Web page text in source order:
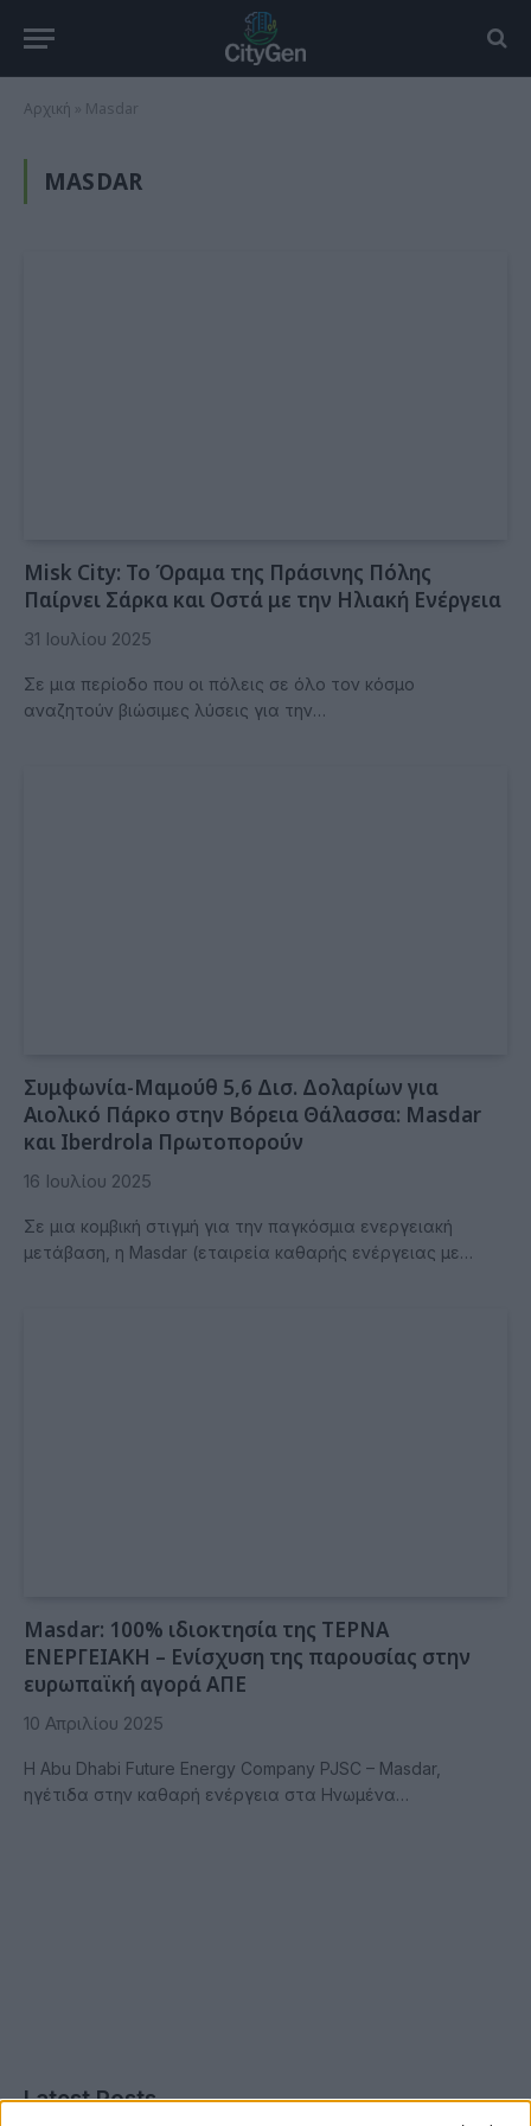
Αρχική Masdar
MASDAR
Misk City: Το Όραμα της Πράσινης Πόλης
Παίρνει Σάρκα και Οστά με την Ηλιακή Ενέργεια
31 Ιουλίου 2025
Σε μια περίοδο που οι πόλεις σε όλο τον κόσμο
αναζητούν βιώσιμες λύσεις για την…
Συμφωνία-Μαμούθ 5,6 Δισ. Δολαρίων για
Αιολικό Πάρκο στην Βόρεια Θάλασσα: Masdar
και Iberdrola Πρωτοπορούν
16 Ιουλίου 2025
Σε μια κομβική στιγμή για την παγκόσμια ενεργειακή
μετάβαση, η Masdar (εταιρεία καθαρής ενέργειας με…
Masdar: 100% ιδιοκτησία της ΤΕΡΝΑ
ΕΝΕΡΓΕΙΑΚΗ – Ενίσχυση της παρουσίας στην
ευρωπαϊκή αγορά ΑΠΕ
10 Απριλίου 2025
Η Abu Dhabi Future Energy Company PJSC – Masdar,
ηγέτιδα στην καθαρή ενέργεια στα Ηνωμένα…
Latest Posts